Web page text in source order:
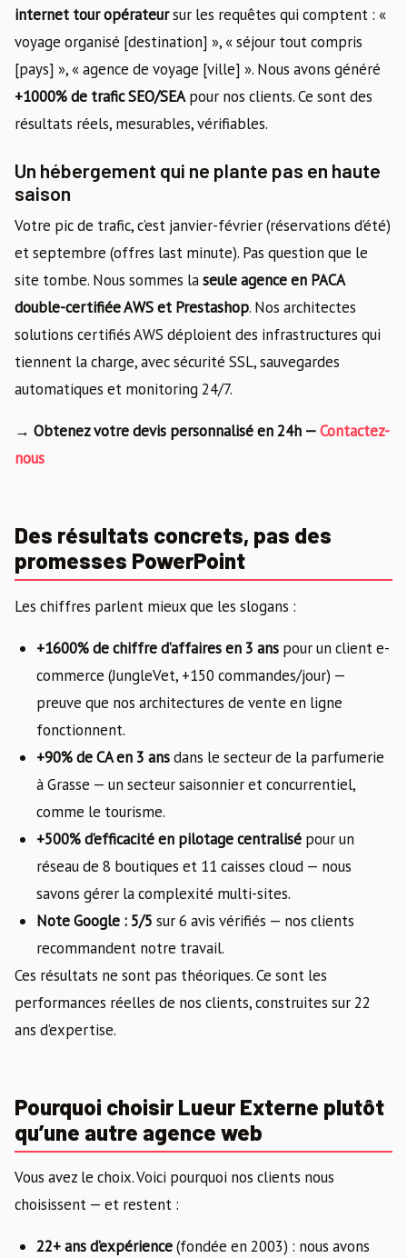
internet tour opérateursur les requêtes qui comptent : «
voyage organisé [destination] », « séjour tout compris
[pays] », « agence de voyage [ville] ». Nous avons généré
+1000% de trafic SEO/SEApour nos clients. Ce sont des
résultats réels, mesurables, vérifiables.
Un hébergement qui ne plante pas en haute
saison
Votre pic de trafic, c’est janvier-février (réservations d’été)
et septembre (offres last minute). Pas question que le
site tombe. Nous sommes laseule agence en PACA
double-certifiée AWS et Prestashop. Nos architectes
solutions certifiés AWS déploient des infrastructures qui
tiennent la charge, avec sécurité SSL, sauvegardes
automatiques et monitoring 24/7.
→ Obtenez votre devis personnalisé en 24h —Contactez-
nous
Des résultats concrets, pas des
promesses PowerPoint
Les chiffres parlent mieux que les slogans :
+1600% de chiffre d’affaires en 3 ans pour un client e-
commerce (JungleVet, +150 commandes/jour) —
preuve que nos architectures de vente en ligne
fonctionnent.
+90% de CA en 3 ansdans le secteur de la parfumerie
à Grasse — un secteur saisonnier et concurrentiel,
comme le tourisme.
+500% d’efficacité en pilotage centralisé pour un
réseau de 8 boutiques et 11 caisses cloud — nous
savons gérer la complexité multi-sites.
Note Google : 5/5 sur 6 avis vérifiés — nos clients
recommandent notre travail.
Ces résultats ne sont pas théoriques. Ce sont les
performances réelles de nos clients, construites sur 22
ans d’expertise.
Pourquoi choisir Lueur Externe plutôt
qu’une autre agence web
Vous avez le choix. Voici pourquoi nos clients nous
choisissent — et restent :
22+ ans d’expérience(fondée en 2003) : nous avons